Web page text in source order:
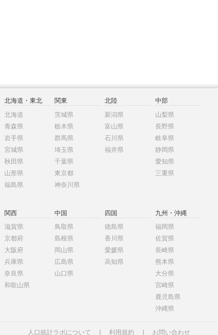
北海道・東北
北海道
青森県
岩手県
宮城県
秋田県
山形県
福島県
関東
茨城県
栃木県
群馬県
埼玉県
千葉県
東京都
神奈川県
北陸
新潟県
富山県
石川県
福井県
中部
山梨県
長野県
岐阜県
静岡県
愛知県
三重県
関西
滋賀県
京都府
大阪府
兵庫県
奈良県
和歌山県
中国
鳥取県
島根県
岡山県
広島県
山口県
四国
徳島県
香川県
愛媛県
高知県
九州・沖縄
福岡県
佐賀県
長崎県
熊本県
大分県
宮崎県
鹿児島県
沖縄県
人口統計ラボについて 利用規約 お問い合わせ